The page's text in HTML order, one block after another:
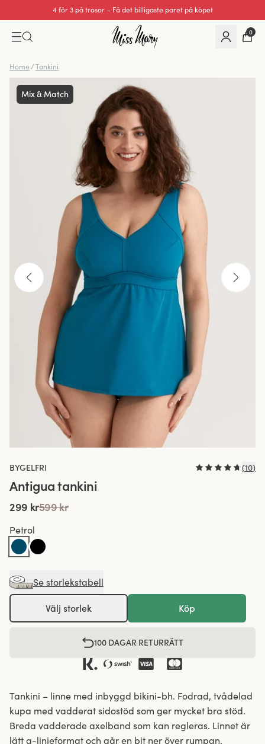
4 för 3 på trosor – Få det billigaste paret på köpet
0
Home / Tankini
Mix & Match
BYGELFRI (10)
Antigua tankini
299 kr599 kr
Petrol
Se storlekstabell
Välj storlek Köp
100 DAGAR RETURRÄTT
Tankini – linne med inbyggd bikini-bh. Fodrad, tvådelad
kupa med vadderat sidostöd som ger mycket bra stöd.
Breda vadderade axelband som kan regleras. Linnet är
lätt a-linjeformat och går en bit ner över rumpan.